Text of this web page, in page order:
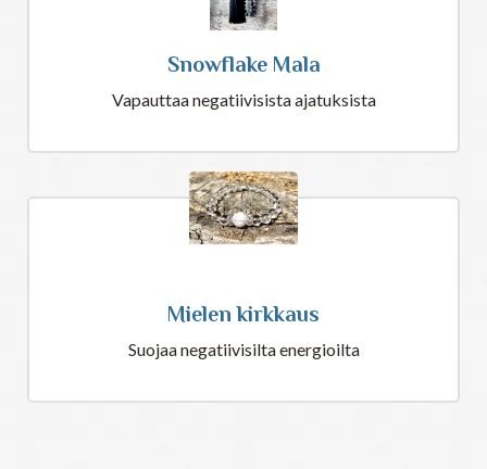
Snowflake Mala
Vapauttaa negatiivisista ajatuksista
Mielen kirkkaus
Suojaa negatiivisilta energioilta